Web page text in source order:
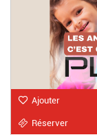
Ajouter
Réserver